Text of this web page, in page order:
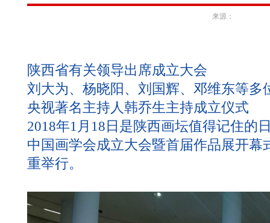
来源：
陕西省有关领导出席成立大会
刘大为、杨晓阳、刘国辉、邓维东等多
央视著名主持人韩乔生主持成立仪式
2018年1月18日是陕西画坛值得记住的
中国画学会成立大会暨首届作品展开幕
重举行。